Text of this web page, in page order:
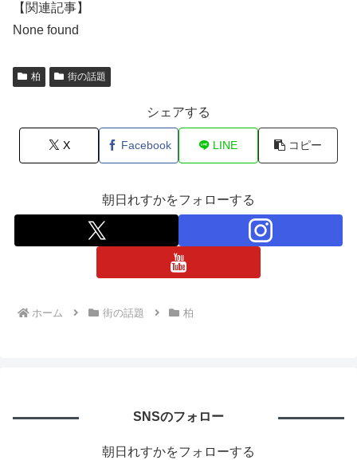
【関連記事】
None found
柏 街の話題
シェアする
X Facebook LINE コピー
朝日れすかをフォローする
ホーム 街の話題 柏
SNSのフォロー
朝日れすかをフォローする